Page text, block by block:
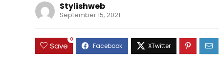
Stylishweb
September 15, 2021
Save
0